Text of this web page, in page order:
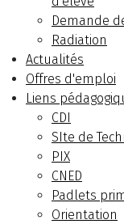
Demande
Radiation
Actualités
Offres d'emploi
Liens
CDI
SIte de
PIX
CNED
Padlets
Orientation